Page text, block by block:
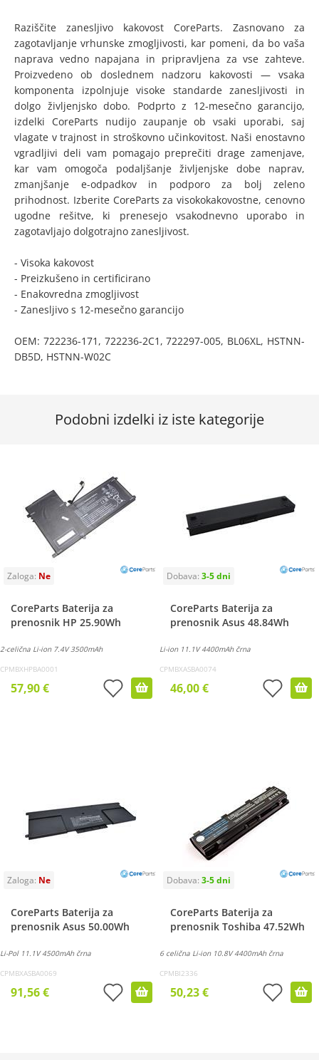
Raziščite zanesljivo kakovost CoreParts. Zasnovano za
zagotavljanje vrhunske zmogljivosti, kar pomeni, da bo vaša
naprava vedno napajana in pripravljena za vse zahteve.
Proizvedeno ob doslednem nadzoru kakovosti — vsaka
komponenta izpolnjuje visoke standarde zanesljivosti in
dolgo življenjsko dobo. Podprto z 12-mesečno garancijo,
izdelki CoreParts nudijo zaupanje ob vsaki uporabi, saj
vlagate v trajnost in stroškovno učinkovitost. Naši enostavno
vgradljivi deli vam pomagajo preprečiti drage zamenjave,
kar vam omogoča podaljšanje življenjske dobe naprav,
zmanjšanje e-odpadkov in podporo za bolj zeleno
prihodnost. Izberite CoreParts za visokokakovostne, cenovno
ugodne rešitve, ki prenesejo vsakodnevno uporabo in
zagotavljajo dolgotrajno zanesljivost.
- Visoka kakovost
- Preizkušeno in certificirano
- Enakovredna zmogljivost
- Zanesljivo s 12-mesečno garancijo
OEM: 722236-171, 722236-2C1, 722297-005, BL06XL, HSTNN-
DB5D, HSTNN-W02C
Podobni izdelki iz iste kategorije
CoreParts Baterija za
prenosnik HP 25.90Wh
2-celična Li-ion 7.4V 3500mAh
CPMBXHPBA0001
57,90 €
CoreParts Baterija za
prenosnik Asus 48.84Wh
Li-ion 11.1V 4400mAh črna
CPMBXASBA0074
46,00 €
CoreParts Baterija za
prenosnik Asus 50.00Wh
Li-Pol 11.1V 4500mAh črna
CPMBXASBA0069
91,56 €
CoreParts Baterija za
prenosnik Toshiba 47.52Wh
6 celična Li-ion 10.8V 4400mAh črna
CPMBI2336
50,23 €